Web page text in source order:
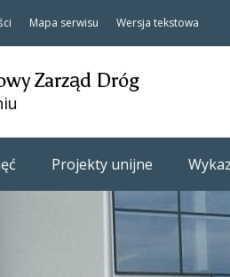
Mapa serwisu Wersja tekstowa
Zarząd Dróg
Projekty unijne